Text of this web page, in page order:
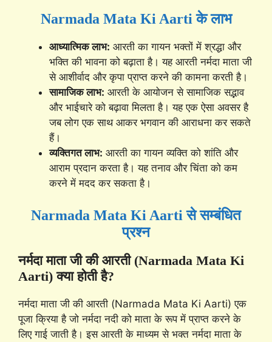
Narmada Mata Ki Aartiके लाभ
आध्यात्मिक लाभ: आरती का गायन भक्तों में श्रद्धा और
भक्ति की भावना को बढ़ाता है। यह आरती नर्मदा माता जी
से आशीर्वाद और कृपा प्राप्त करने की कामना करती है।
सामाजिक लाभ: आरती के आयोजन से सामाजिक सद्भाव
और भाईचारे को बढ़ावा मिलता है। यह एक ऐसा अवसर है
जब लोग एक साथ आकर भगवान की आराधना कर सकते
हैं।
व्यक्तिगत लाभ: आरती का गायन व्यक्ति को शांति और
आराम प्रदान करता है। यह तनाव और चिंता को कम
करने में मदद कर सकता है।
Narmada Mata Ki Aarti से सम्बंधित
प्रश्न
नर्मदा माता जी की आरती (Narmada Mata Ki
Aarti) क्या होती है?
नर्मदा माता जी की आरती (Narmada Mata Ki Aarti) एक
पूजा क्रिया है जो नर्मदा नदी को माता के रूप में प्राप्त करने के
लिए गाई जाती है। इस आरती के माध्यम से भक्त नर्मदा माता के